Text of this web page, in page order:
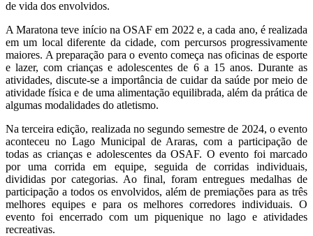
de vida dos envolvidos.
A Maratona teve início na OSAF em 2022 e, a cada ano, é realizada
em um local diferente da cidade, com percursos progressivamente
maiores. A preparação para o evento começa nas oficinas de esporte
e lazer, com crianças e adolescentes de 6 a 15 anos. Durante as
atividades, discute-se a importância de cuidar da saúde por meio de
atividade física e de uma alimentação equilibrada, além da prática de
algumas modalidades do atletismo.
Na terceira edição, realizada no segundo semestre de 2024, o evento
aconteceu no Lago Municipal de Araras, com a participação de
todas as crianças e adolescentes da OSAF. O evento foi marcado
por uma corrida em equipe, seguida de corridas individuais,
divididas por categorias. Ao final, foram entregues medalhas de
participação a todos os envolvidos, além de premiações para as três
melhores equipes e para os melhores corredores individuais. O
evento foi encerrado com um piquenique no lago e atividades
recreativas.